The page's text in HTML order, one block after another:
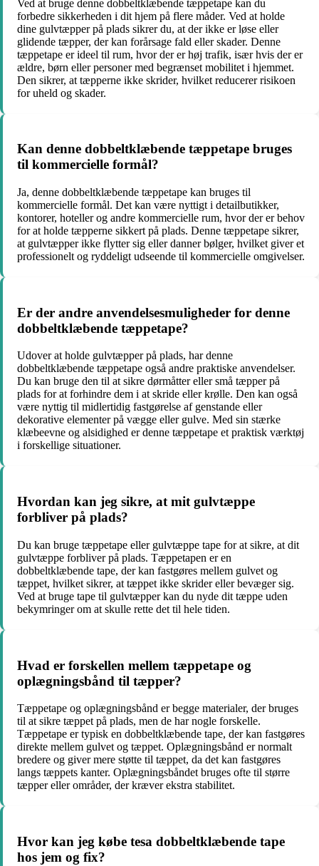
Ved at bruge denne dobbeltklæbende tæppetape kan du
forbedre sikkerheden i dit hjem på flere måder. Ved at holde
dine gulvtæpper på plads sikrer du, at der ikke er løse eller
glidende tæpper, der kan forårsage fald eller skader. Denne
tæppetape er ideel til rum, hvor der er høj trafik, især hvis der er
ældre, børn eller personer med begrænset mobilitet i hjemmet.
Den sikrer, at tæpperne ikke skrider, hvilket reducerer risikoen
for uheld og skader.
Kan denne dobbeltklæbende tæppetape bruges
til kommercielle formål?
Ja, denne dobbeltklæbende tæppetape kan bruges til
kommercielle formål. Det kan være nyttigt i detailbutikker,
kontorer, hoteller og andre kommercielle rum, hvor der er behov
for at holde tæpperne sikkert på plads. Denne tæppetape sikrer,
at gulvtæpper ikke flytter sig eller danner bølger, hvilket giver et
professionelt og ryddeligt udseende til kommercielle omgivelser.
Er der andre anvendelsesmuligheder for denne
dobbeltklæbende tæppetape?
Udover at holde gulvtæpper på plads, har denne
dobbeltklæbende tæppetape også andre praktiske anvendelser.
Du kan bruge den til at sikre dørmåtter eller små tæpper på
plads for at forhindre dem i at skride eller krølle. Den kan også
være nyttig til midlertidig fastgørelse af genstande eller
dekorative elementer på vægge eller gulve. Med sin stærke
klæbeevne og alsidighed er denne tæppetape et praktisk værktøj
i forskellige situationer.
Hvordan kan jeg sikre, at mit gulvtæppe
forbliver på plads?
Du kan bruge tæppetape eller gulvtæppe tape for at sikre, at dit
gulvtæppe forbliver på plads. Tæppetapen er en
dobbeltklæbende tape, der kan fastgøres mellem gulvet og
tæppet, hvilket sikrer, at tæppet ikke skrider eller bevæger sig.
Ved at bruge tape til gulvtæpper kan du nyde dit tæppe uden
bekymringer om at skulle rette det til hele tiden.
Hvad er forskellen mellem tæppetape og
oplægningsbånd til tæpper?
Tæppetape og oplægningsbånd er begge materialer, der bruges
til at sikre tæppet på plads, men de har nogle forskelle.
Tæppetape er typisk en dobbeltklæbende tape, der kan fastgøres
direkte mellem gulvet og tæppet. Oplægningsbånd er normalt
bredere og giver mere støtte til tæppet, da det kan fastgøres
langs tæppets kanter. Oplægningsbåndet bruges ofte til større
tæpper eller områder, der kræver ekstra stabilitet.
Hvor kan jeg købe tesa dobbeltklæbende tape
hos jem og fix?